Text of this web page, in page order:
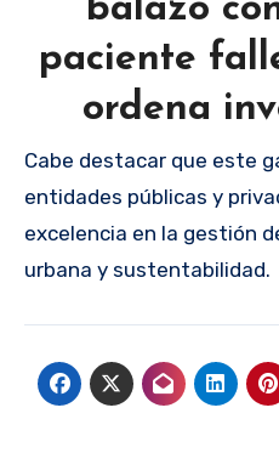
balazo
paciente
ordena
Cabe destacar que este
entidades públicas y
excelencia en la gestión
urbana y sustentabilidad.